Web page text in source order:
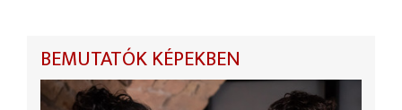
BEMUTATÓK KÉPEKBEN